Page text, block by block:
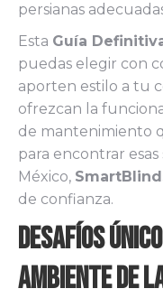
persianas
Esta Guía
puedas elegir con
aporten estilo a tu
ofrezcan la
de mantenimiento
para encontrar
México,
de confianza.
Desafíos
Ambiente de